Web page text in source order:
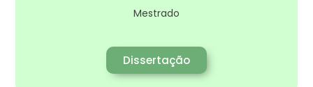
Mestrado
Dissertação